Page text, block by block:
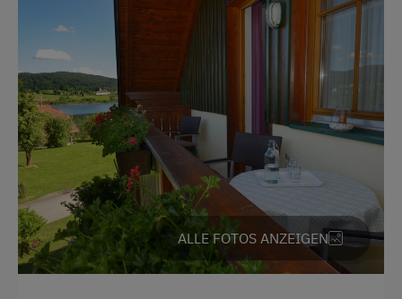
Doppelbett (Kingsize)
ALLE FOTOS ANZEIGEN